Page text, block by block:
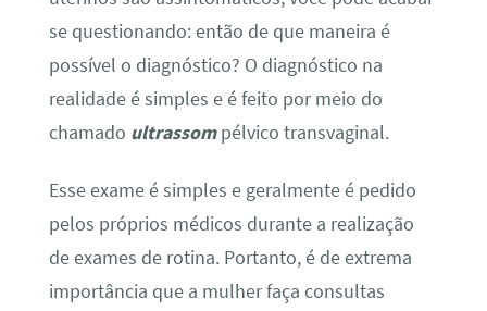
se questionando: então de que maneira é
possível o diagnóstico? O diagnóstico na
realidade é simples e é feito por meio do
chamado ultrassompélvico transvaginal.
Esse exame é simples e geralmente é pedido
pelos próprios médicos durante a realização
de exames de rotina. Portanto, é de extrema
importância que a mulher faça consultas